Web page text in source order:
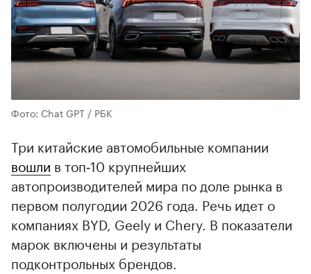
Фото: Chat GPT / РБК
Три китайские автомобильные компании
вошли в топ‑10 крупнейших
автопроизводителей мира по доле рынка в
первом полугодии 2026 года. Речь идет о
компаниях BYD, Geely и Chery. В показатели
марок включены и результаты
подконтрольных брендов.